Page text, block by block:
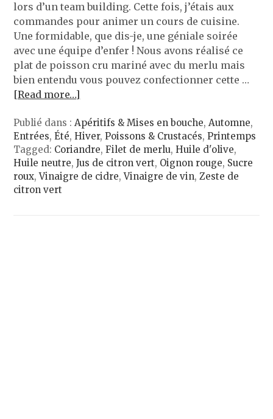
lors d’un team building. Cette fois, j’étais aux
commandes pour animer un cours de cuisine.
Une formidable, que dis-je, une géniale soirée
avec une équipe d’enfer ! Nous avons réalisé ce
plat de poisson cru mariné avec du merlu mais
bien entendu vous pouvez confectionner cette …
[Read more…]
Publié dans :Apéritifs & Mises en bouche,Automne,
Entrées,Été,Hiver,Poissons & Crustacés,Printemps
Tagged: Coriandre,Filet de merlu,Huile d'olive,
Huile neutre,Jus de citron vert, Oignon rouge, Sucre
roux,Vinaigre de cidre,Vinaigre de vin,Zeste de
citron vert